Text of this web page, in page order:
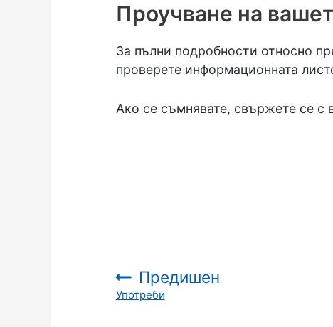
Проучване на
За пълни подробности относно
проверете информационната
Ако се съмнявате, свържете се с
Предишен
:
Употреби